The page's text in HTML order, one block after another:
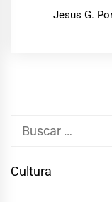
Jesus G.
Buscar:
Cultura